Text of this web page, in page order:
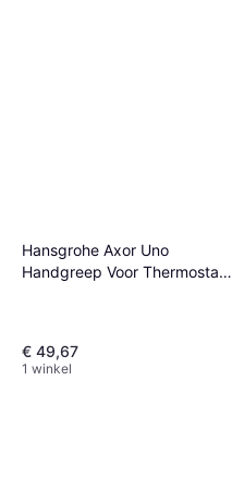
Hansgrohe Axor Uno
Handgreep Voor Thermostaat
€ 49,67
1 winkel